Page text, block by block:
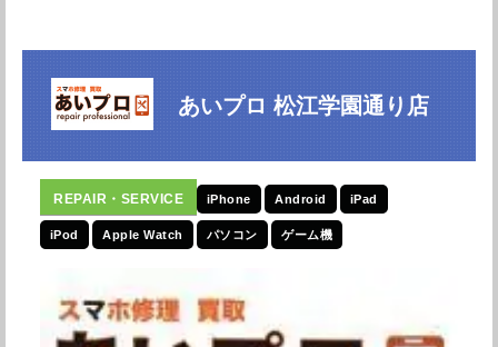
あいプロ 松江学園通り店
iPhone Android iPad
iPod Apple Watch パソコン ゲーム機